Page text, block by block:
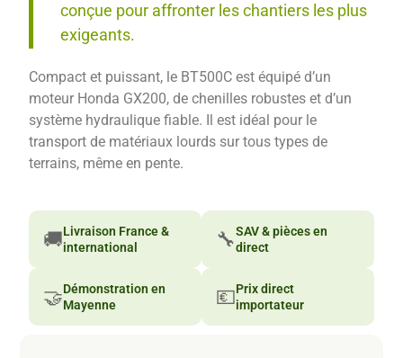
conçue pour affronter les chantiers les plus
exigeants.
Compact et puissant, le BT500C est équipé d’un
moteur Honda GX200, de chenilles robustes et d’un
système hydraulique fiable. Il est idéal pour le
transport de matériaux lourds sur tous types de
terrains, même en pente.
🚚Livraison France &
international
🔧SAV & pièces en
direct
🤝Démonstration en
Mayenne
💶Prix direct
importateur